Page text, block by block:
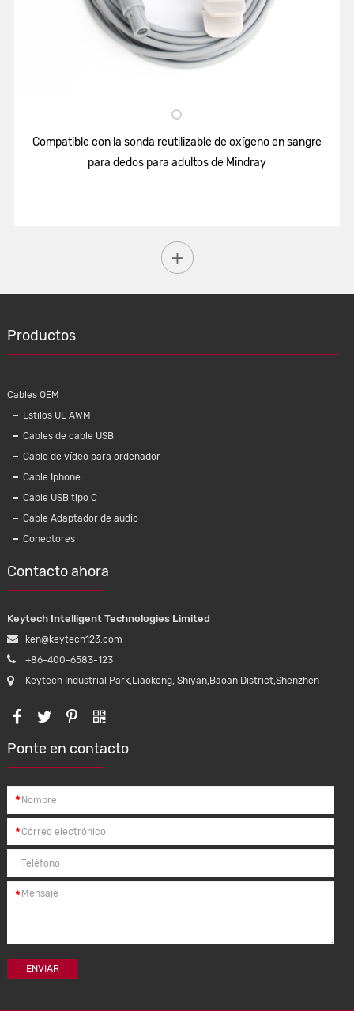
Compatible con la sonda reutilizable de oxígeno en sangre
para dedos para adultos de Mindray
Productos
Cables OEM
Estilos UL AWM
Cables de cable USB
Cable de vídeo para ordenador
Cable Iphone
Cable USB tipo C
Cable Adaptador de audio
Conectores
Contacto ahora
Keytech Intelligent Technologies Limited
ken@keytech123.com
+86-400-6583-123
Keytech Industrial Park,Liaokeng, Shiyan,Baoan District,Shenzhen
Ponte en contacto
*
*
*
ENVIAR